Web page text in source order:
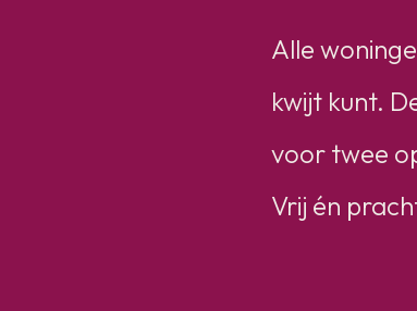
Alle
kwijt kunt.
voor twee
Vrij én